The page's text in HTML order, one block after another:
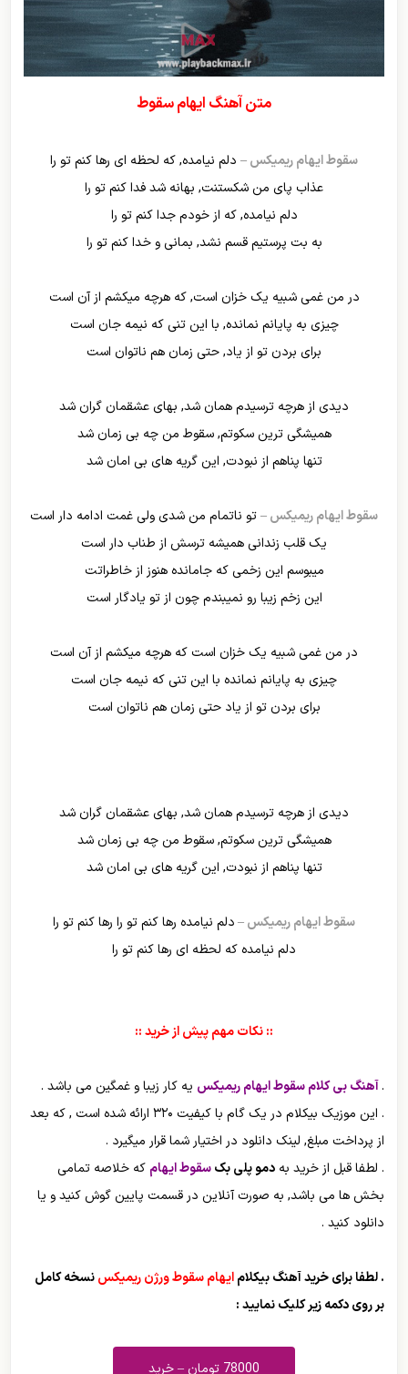
متن آهنگ ایهام سقوط
سقوط ایهام ریمیکس – دلم نیامده, که لحظه ای رها کنم تو را
عذاب پای من شکستنت, بهانه شد فدا کنم تو را
دلم نیامده, که از خودم جدا کنم تو را
به بت پرستیم قسم نشد, بمانی و خدا کنم تو را
در من غمی شبیه یک خزان است, که هرچه میکشم از آن است
چیزی به پایانم نمانده, با این تنی که نیمه جان است
برای بردن تو از یاد, حتی زمان هم ناتوان است
دیدی از هرچه ترسیدم همان شد, بهای عشقمان گران شد
همیشگی ترین سکوتم, سقوط من چه بی زمان شد
تنها پناهم از نبودت, این گریه های بی امان شد
سقوط ایهام ریمیکس –تو ناتمام من شدی ولی غمت ادامه دار است
یک قلب زندانی همیشه ترسش از طناب دار است
میبوسم این زخمی که جامانده هنوز از خاطراتت
این زخم زیبا رو نمیبندم چون از تو یادگار است
در من غمی شبیه یک خزان است که هرچه میکشم از آن است
چیزی به پایانم نمانده با این تنی که نیمه جان است
برای بردن تو از یاد حتی زمان هم ناتوان است
دیدی از هرچه ترسیدم همان شد, بهای عشقمان گران شد
همیشگی ترین سکوتم, سقوط من چه بی زمان شد
تنها پناهم از نبودت, این گریه های بی امان شد
سقوط ایهام ریمیکس –دلم نیامده رها کنم تو را رها کنم تو را
دلم نیامده که لحظه ای رها کنم تو را
:: نکات مهم پیش از خرید ::
.آهنگ بی کلام سقوط ایهام ریمیکس یه کار زیبا و غمگین می باشد .
. این موزیک بیکلام در یک گام با کیفیت ۳۲۰ ارائه شده است , که بعد
از پرداخت مبلغ, لینک دانلود در اختیار شما قرار میگیرد .
. لطفا قبل از خرید بهدمو پلی بکسقوط ایهام که خلاصه تمامی
بخش ها می باشد, به صورت آنلاین در قسمت پایین گوش کنید و یا
دانلود کنید .
. لطفا برای خرید آهنگ بیکلامایهام سقوط ورژن ریمیکسنسخه کامل
بر روی دکمه زیر کلیک نمایید :
78000 تومان – خرید